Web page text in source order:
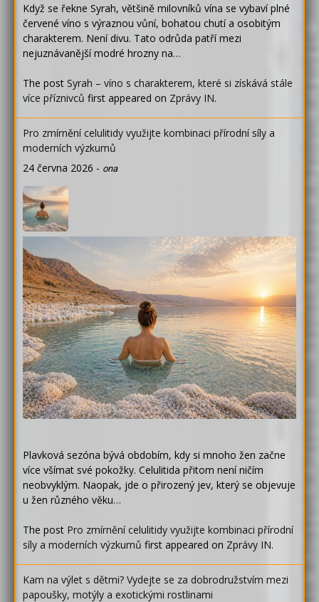
Když se řekne Syrah, většině milovníků vína se vybaví plné
červené víno s výraznou vůní, bohatou chutí a osobitým
charakterem. Není divu. Tato odrůda patří mezi
nejuznávanější modré hrozny na…
The post Syrah – víno s charakterem, které si získává stále
více příznivců first appeared on Zprávy IN.
Pro zmírnění celulitidy využijte kombinaci přírodní síly a
moderních výzkumů
24 června 2026 - ona
Plavková sezóna bývá obdobím, kdy si mnoho žen začne
více všímat své pokožky. Celulitida přitom není ničím
neobvyklým. Naopak, jde o přirozený jev, který se objevuje
u žen různého věku…
The post Pro zmírnění celulitidy využijte kombinaci přírodní
síly a moderních výzkumů first appeared on Zprávy IN.
Kam na výlet s dětmi? Vydejte se za dobrodružstvím mezi
papoušky, motýly a exotickými rostlinami